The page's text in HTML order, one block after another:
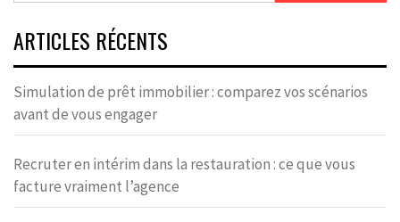
ARTICLES RÉCENTS
Simulation de prêt immobilier : comparez vos scénarios
avant de vous engager
Recruter en intérim dans la restauration : ce que vous
facture vraiment l’agence